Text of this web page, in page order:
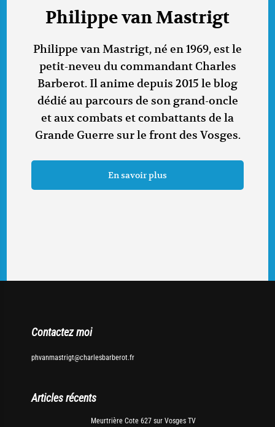
Philippe van Mastrigt
Philippe van Mastrigt, né en 1969, est le
petit-neveu du commandant Charles
Barberot. Il anime depuis 2015 le blog
dédié au parcours de son grand-oncle
et aux combats et combattants de la
Grande Guerre sur le front des Vosges.
En savoir plus
Contactez moi
phvanmastrigt@charlesbarberot.fr
Articles récents
Meurtrière Cote 627 sur Vosges TV